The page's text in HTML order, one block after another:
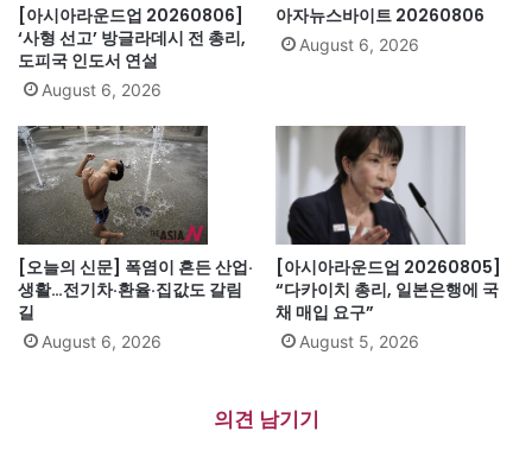
[아시아라운드업 20260806]
‘사형 선고’ 방글라데시 전 총리,
도피국 인도서 연설
August 6, 2026
아자뉴스바이트 20260806
August 6, 2026
[오늘의 신문] 폭염이 흔든 산업·
생활…전기차·환율·집값도 갈림
길
August 6, 2026
[아시아라운드업 20260805]
“다카이치 총리, 일본은행에 국
채 매입 요구”
August 5, 2026
의견 남기기